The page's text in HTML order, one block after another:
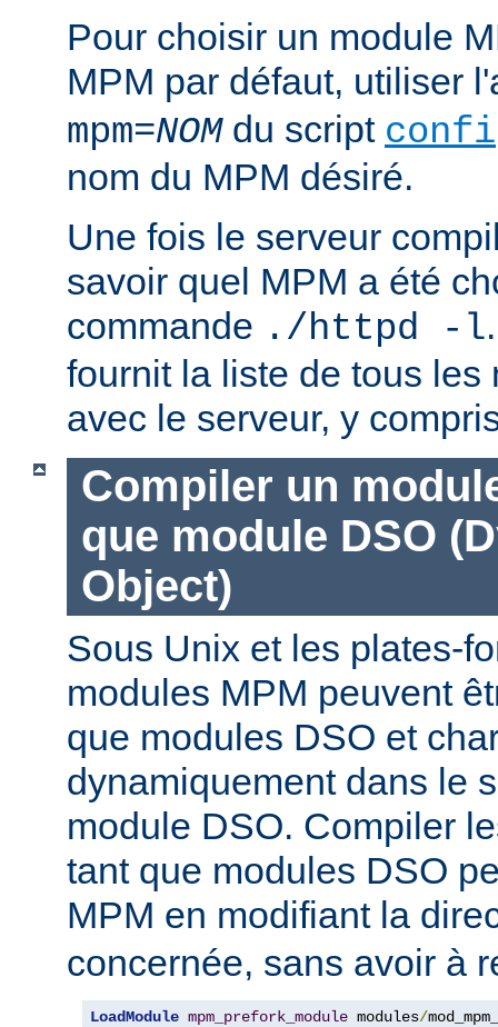
Pour choisir un module
MPM par défaut, utiliser
mpm=NOMdu script
nom du MPM désiré.
Une fois le serveur
savoir quel MPM a été
commande ./httpd -l
fournit la liste de tous les
avec le serveur, y
Compiler un
que module DSO
Object)
Sous Unix et les plates-
modules MPM peuvent
que modules DSO et
dynamiquement dans le
module DSO. Compiler
tant que modules DSO
MPM en modifiant la
concernée, sans avoir à
LoadModule mpm_prefork_module modules/